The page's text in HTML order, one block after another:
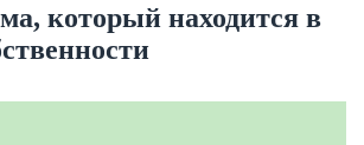
который находится в